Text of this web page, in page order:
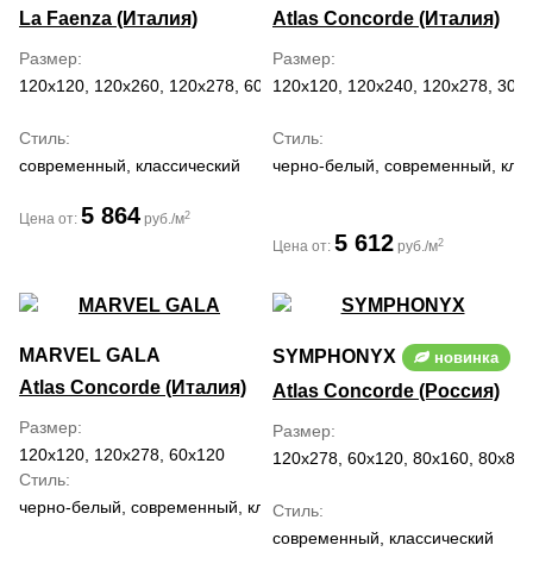
La Faenza (Италия)
Размер
120x120, 120x260, 120x278, 60x120
Стиль
современный, классический
Цена от: 5 864 руб./м2
Atlas Concorde (Италия)
Размер
120x120, 120x240, 120x278,
Стиль
черно-белый, современный,
Цена от: 5 612 руб./м2
MARVEL GALA
Atlas Concorde (Италия)
Размер
120x120, 120x278, 60x120
Стиль
черно-белый, современный, классический, средиземноморский
SYMPHONYX новинка
Atlas Concorde (Россия)
Размер
120x278, 60x120, 80x160, 80x80
Стиль
современный, классический